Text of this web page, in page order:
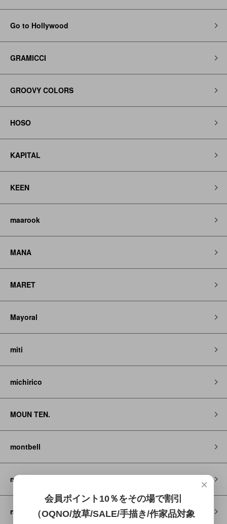
Go to Hollywood
GRAMICCI
GROOVY COLORS
HOSO
KAPITAL
KEEN
maarook
MANA
MARET
Mayoral
miti
michirico
MOUN TEN.
montbell
my little cozmo
newbalance
×
会員ポイント10％をその場で割引
（OQNO/放草/SALE/手描き/作家品対象